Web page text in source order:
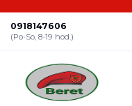
0918147606
(Po-So, 8-19 hod.)